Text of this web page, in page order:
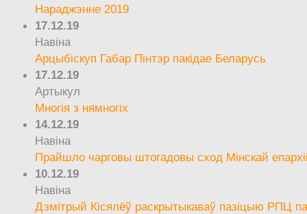
Нараджэнне 2019
17.12.19
Навіна
Арцыбіскуп Габар Пінтэр пакідае Беларусь
17.12.19
Артыкул
Многія з нямногіх
14.12.19
Навіна
Прайшло чарговы штогадовы сход Мінскай
10.12.19
Навіна
Дзмітрый Кісялёў раскрытыкаваў пазіцыю РПЦ